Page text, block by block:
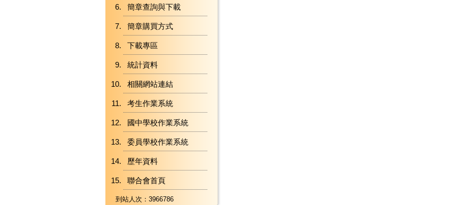
簡章查詢與下載
簡章購買方式
下載專區
統計資料
相關網站連結
考生作業系統
國中學校作業系統
委員學校作業系統
歷年資料
聯合會首頁
到站人次：3966786